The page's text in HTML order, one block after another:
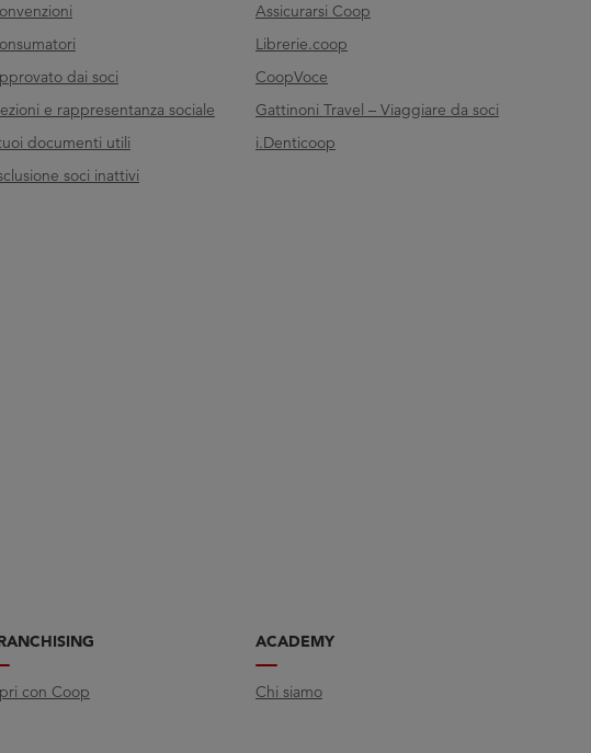
dai soci
e rappresentanza sociale
documenti utili
soci inattivi
Assicurarsi Coop
Librerie.coop
CoopVoce
Gattinoni Travel – Viaggiare da soci
i.Denticoop
con Coop
ACADEMY
Chi siamo